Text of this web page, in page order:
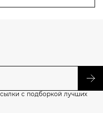
с подборкой лучших